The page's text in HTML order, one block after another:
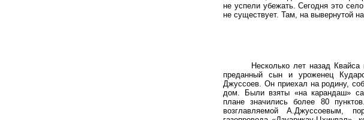
не успели убежать. Сегодня это
не существует. Там, на вывернутой
Несколько лет назад
преданный сын и уроженец
Джуссоев. Он приехал на родину,
дом. Были взяты «на карандаш»
плане значились более 80
возглавляемой А.Джуссоевым,